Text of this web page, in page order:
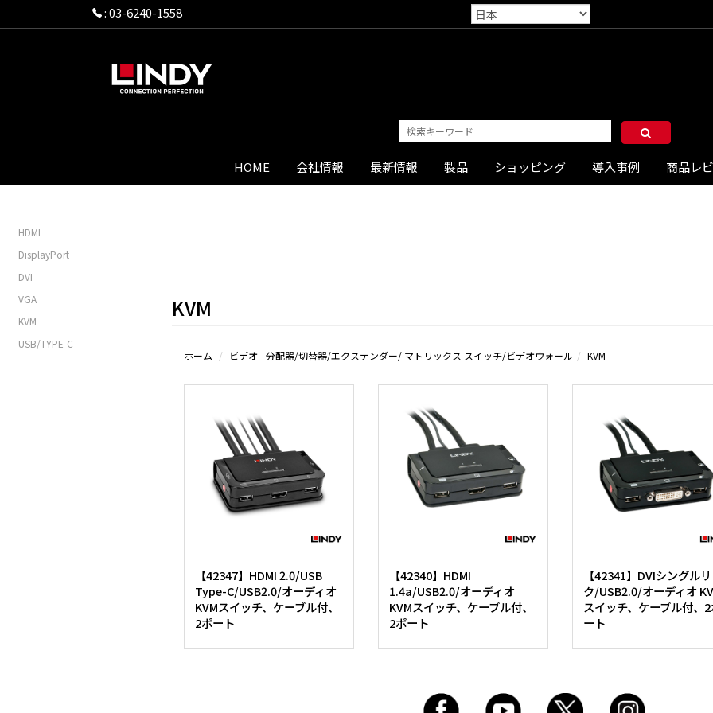
:03-6240-1558
HOME 会社情報 最新情報 製品 ショッピング 導入事例 商品レ
HDMI
DisplayPort
DVI
VGA
KVM
USB/TYPE-C
KVM
ホーム ビデオ - 分配器/切替器/エクステンダー/ マトリックス スイッチ/ビデオウォール KVM
【42347】HDMI 2.0/USB
Type-C/USB2.0/オーディオ
KVMスイッチ、ケーブル付、
2ポート
【42340】HDMI
1.4a/USB2.0/オーディオ
KVMスイッチ、ケーブル付、
2ポート
【42341】DVIシングル
ク/USB2.0/オーディオ
スイッチ、ケーブル付、
ート